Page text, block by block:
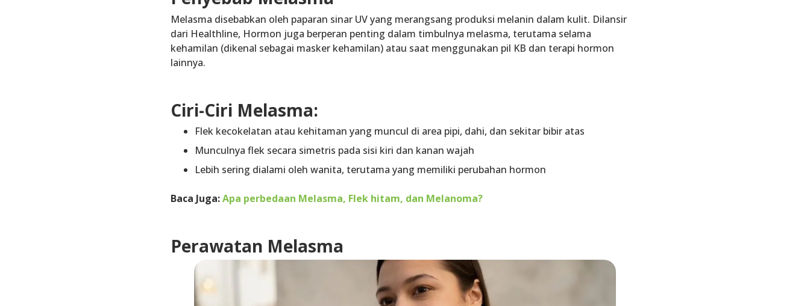
Melasma disebabkan oleh paparan sinar UVyang merangsang produksi melanin dalam kulit. Dilansir
dari Healthline, Hormon juga berperan penting dalam timbulnya melasma, terutama selama
kehamilan (dikenal sebagai masker kehamilan) atau saat menggunakan pil KB dan terapi hormon
lainnya.
Ciri-Ciri Melasma:
Flek kecokelatan atau kehitaman yang muncul di area pipi, dahi, dan sekitar bibir atas
Munculnya flek secara simetris pada sisi kiri dan kanan wajah
Lebih sering dialami oleh wanita, terutama yang memiliki perubahan hormon
Baca Juga:Apa perbedaan Melasma, Flek hitam, dan Melanoma?
Perawatan Melasma